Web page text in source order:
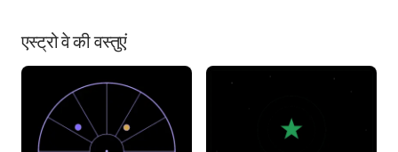
एस्ट्रो वे की वस्तुएं